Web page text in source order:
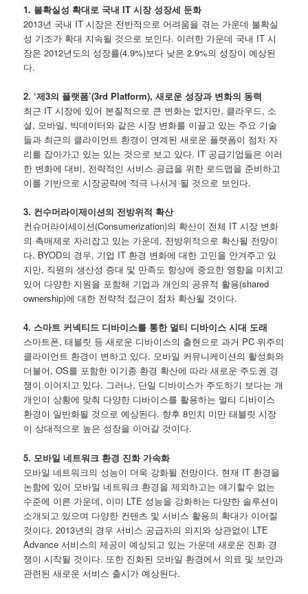
1. 불확실성 확대로 국내 IT 시장 성장세 둔화
2013년 국내 IT 시장은 전반적으로 어려움을 겪는 가운데 불확실
성 기조가 확대 지속될 것으로 보인다. 이러한 가운데 국내 IT 시
장은 2012년도의 성장률(4.9%)보다 낮은 2.9%의 성장이 예상된
다.
2. ‘제3의 플랫폼’(3rd Platform), 새로운 성장과 변화의 동력
최근 IT 시장에 있어 본질적으로 큰 변화는 없지만, 클라우드, 소
셜, 모바일, 빅데이터와 같은 시장 변화를 이끌고 있는 주요 기술
들과 최근의 클라이언트 환경이 연계된 새로운 플랫폼이 점차 자
리를 잡아가고 있는 있는 것으로 보고 있다. IT 공급기업들은 이러
한 변화에 대비, 전략적인 서비스 공급을 위한 로드맵을 준비하고
이를 기반으로 시장공략에 적극 나서게 될 것으로 보인다.
3. 컨수머라이제이션의 전방위적 확산
컨슈머라이세이션(Consumerization)의 확산이 전체 IT 시장 변화
의 촉매제로 자리잡고 있는 가운데, 전방위적으로 확산될 전망이
다. BYOD의 경우, 기업 IT 환경 변화에 대한 고민을 안겨주고 있
지만, 직원의 생산성 증대 및 만족도 향상에 중요한 영향을 미치고
있어 다양한 지원을 포함해 기업과 개인의 공유적 활용(shared
ownership)에 대한 전략적 접근이 점차 확산될 것이다.
4. 스마트 커넥티드 디바이스를 통한 멀티 디바이스 시대 도래
스마트폰, 태블릿 등 새로운 디바이스의 출현으로 과거 PC 위주의
클라이언트 환경이 변하고 있다. 모바일 커뮤니케이션의 활성화와
더불어, OS를 포함한 이기종 환경 확산에 따라 새로운 주도권 경
쟁이 이어지고 있다. 그러나, 단일 디바이스가 주도하기 보다는 개
개인이 상황에 맞춰 다양한 디바이스를 활용하는 멀티 디바이스
환경이 일반화될 것으로 예상된다. 향후 8인치 미만 태블릿 시장
이 상대적으로 높은 성장을 이어갈 것이다.
5. 모바일 네트워크 환경 진화 가속화
모바일 네트워크의 성능이 더욱 강화될 전망이다. 현재 IT 환경을
논함에 있어 모바일 네트워크 환경을 제외하고는 얘기할수 없는
수준에 이른 가운데, 이미 LTE 성능을 강화하는 다양한 솔루션이
소개되고 있으며 다양한 컨텐츠 및 서비스 활용의 확대가 이어질
것이다. 2013년의 경우 서비스 공급자의 의지와 상관없이 LTE
Advance 서비스의 제공이 예상되고 있는 가운데 새로운 진화 경
쟁이 시작될 것이다. 또한 진화된 모바일 환경에서 의료 및 보안과
관련된 새로운 서비스 출시가 예상된다.